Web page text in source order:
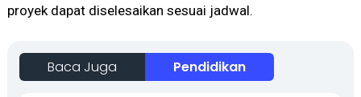
proyek dapat diselesaikan sesuai jadwal.
Baca Juga Pendidikan